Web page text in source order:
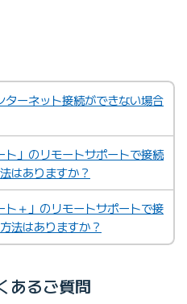
は、下記のいずれかになります。
ツ「ひかり」コース
with フレッツ「Bフレッツ」コー
ス
ションサービスを利用してい
ーネット接続ができない場合
ト」のリモートサポートで接続
はありますか？
ト＋」のリモートサポートで接
法はありますか？
あるご質問